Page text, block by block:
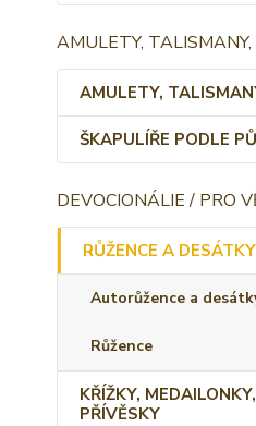
AMULETY,
AMULETY,
ŠKAPULÍŘE PODLE
DEVOCIONÁLIE / PRO
RŮŽENCE A DESÁTKY
Autorůžence a
Růžence
KŘÍŽKY, MEDAILONKY,
PŘÍVĚSKY